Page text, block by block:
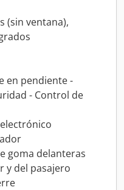
(sin ventana),
en pendiente -
- Control de
goma delanteras
y del pasajero